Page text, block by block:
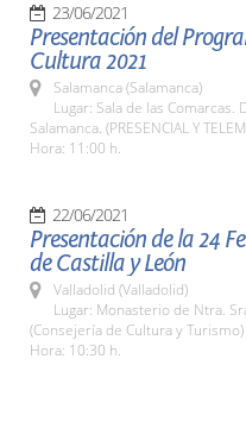
23/06/2021
Presentación del
Cultura 2021
Salamanca (Salamanca)
Lugar: Sala de las Comarcas.
Salamanca. (PRESENCIAL Y
Hora: 11:00 h.
22/06/2021
Presentación de la 24
de Castilla y León
Valladolid (Valladolid)
Lugar: Monasterio de Ntra.
(Consejería de Cultura y Turismo)
Hora: 10:30 h.